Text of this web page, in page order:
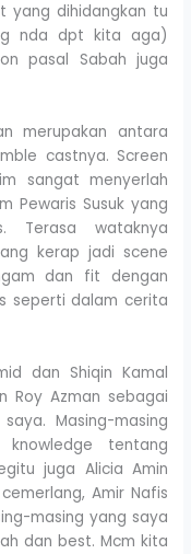
yang dihidangkan tu
nda dpt kita aga)
pasal Sabah juga
merupakan antara
castnya. Screen
sangat menyerlah
Pewaris Susuk yang
Terasa wataknya
kerap jadi scene
dan fit dengan
seperti dalam cerita
dan Shiqin Kamal
Roy Azman sebagai
Masing-masing
tentang
juga Alicia Amin
Amir Nafis
masing yang saya
dan best. Mcm kita